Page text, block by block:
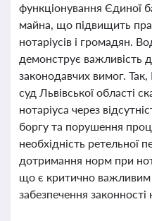
функціонування Єдиної
майна, що підвищить
нотаріусів і громадян.
демонструє важливість
законодавчих вимог.
суд Львівської області
нотаріуса через
боргу та порушення
необхідність ретельної
дотримання норм при
що є критично важливим
забезпечення законності